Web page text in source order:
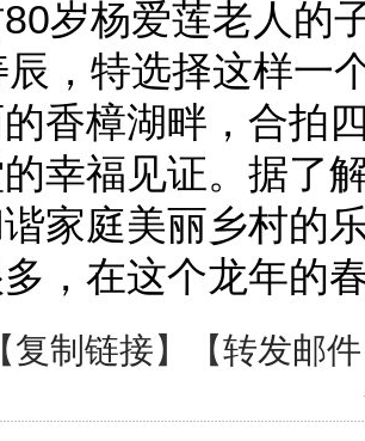
岁杨爱莲老人的
辰，特选择这样一
香樟湖畔，合拍
幸福见证。据了
家庭美丽乡村的
，在这个龙年的
复制链接】【转发邮件